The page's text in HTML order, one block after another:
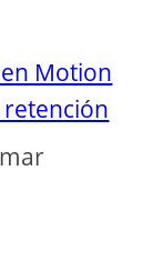
Motion